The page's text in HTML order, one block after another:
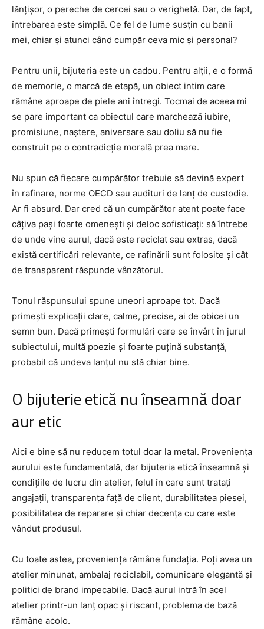
lănțișor, o pereche de cercei sau o verighetă. Dar, de fapt,
întrebarea este simplă. Ce fel de lume susțin cu banii
mei, chiar și atunci când cumpăr ceva mic și personal?
Pentru unii, bijuteria este un cadou. Pentru alții, e o formă
de memorie, o marcă de etapă, un obiect intim care
rămâne aproape de piele ani întregi. Tocmai de aceea mi
se pare important ca obiectul care marchează iubire,
promisiune, naștere, aniversare sau doliu să nu fie
construit pe o contradicție morală prea mare.
Nu spun că fiecare cumpărător trebuie să devină expert
în rafinare, norme OECD sau audituri de lanț de custodie.
Ar fi absurd. Dar cred că un cumpărător atent poate face
câțiva pași foarte omenești și deloc sofisticați: să întrebe
de unde vine aurul, dacă este reciclat sau extras, dacă
există certificări relevante, ce rafinării sunt folosite și cât
de transparent răspunde vânzătorul.
Tonul răspunsului spune uneori aproape tot. Dacă
primești explicații clare, calme, precise, ai de obicei un
semn bun. Dacă primești formulări care se învârt în jurul
subiectului, multă poezie și foarte puțină substanță,
probabil că undeva lanțul nu stă chiar bine.
O bijuterie etică nu înseamnă doar
aur etic
Aici e bine să nu reducem totul doar la metal. Proveniența
aurului este fundamentală, dar bijuteria etică înseamnă și
condițiile de lucru din atelier, felul în care sunt tratați
angajații, transparența față de client, durabilitatea piesei,
posibilitatea de reparare și chiar decența cu care este
vândut produsul.
Cu toate astea, proveniența rămâne fundația. Poți avea un
atelier minunat, ambalaj reciclabil, comunicare elegantă și
politici de brand impecabile. Dacă aurul intră în acel
atelier printr-un lanț opac și riscant, problema de bază
rămâne acolo.